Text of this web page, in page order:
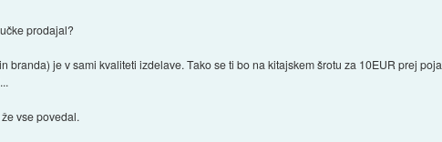
prodajal?
branda) je v sami kvaliteti izdelave. Tako se ti bo na kitajskem šrotu za 10EUR prej
vse povedal.